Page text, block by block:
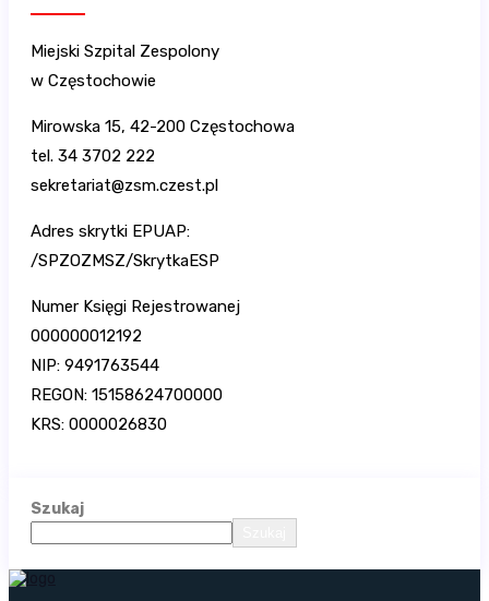
Miejski Szpital Zespolony
w Częstochowie
Mirowska 15, 42-200 Częstochowa
tel. 34 3702 222
sekretariat@zsm.czest.pl
Adres skrytki EPUAP:
/SPZOZMSZ/SkrytkaESP
Numer Księgi Rejestrowanej
000000012192
NIP: 9491763544
REGON: 15158624700000
KRS: 0000026830
Szukaj